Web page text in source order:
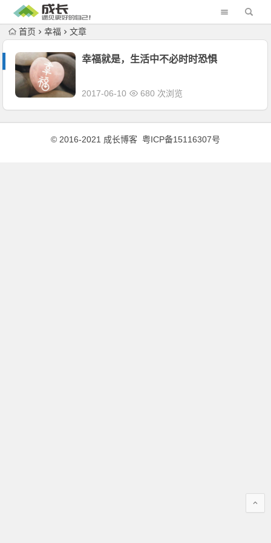
首页 幸福 文章
幸福就是，生活中不必时时恐惧
2017-06-10 680 次浏览
© 2016-2021 成长博客 粤ICP备15116307号